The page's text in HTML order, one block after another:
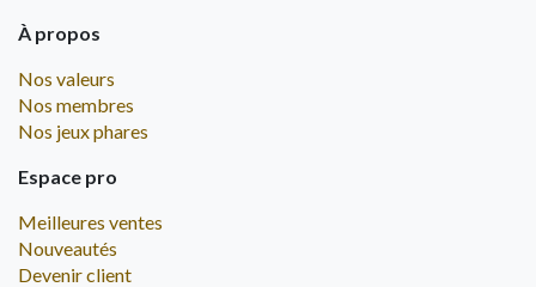
À propos
Nos valeurs
Nos membres
Nos jeux phares
Espace pro
Meilleures ventes
Nouveautés
Devenir client